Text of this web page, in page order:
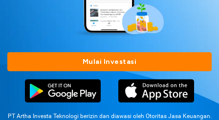
Mulai Investasi
PT Artha Investa Teknologi berizin dan diawasi oleh Otoritas Jasa Keuangan.